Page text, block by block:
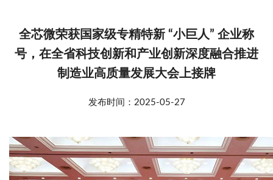
全芯微荣获国家级专精特新 “小巨人” 企业称
号，在全省科技创新和产业创新深度融合推进
制造业高质量发展大会上接牌
发布时间：2025-05-27